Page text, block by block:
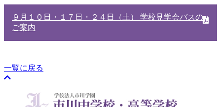
９月１０日・１７日・２４日（土） 学校見学会バスの
ご案内
一覧に戻る